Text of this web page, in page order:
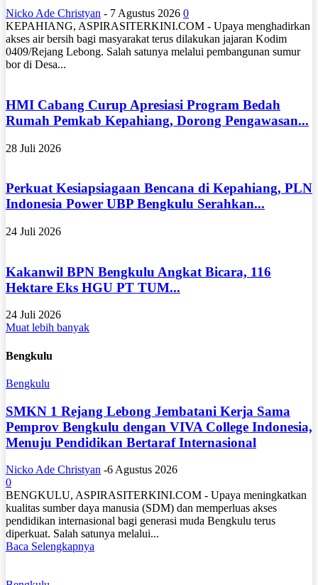
Nicko Ade Christyan - 7 Agustus 2026 0
KEPAHIANG, ASPIRASITERKINI.COM - Upaya menghadirkan
akses air bersih bagi masyarakat terus dilakukan jajaran Kodim
0409/Rejang Lebong. Salah satunya melalui pembangunan sumur
bor di Desa...
HMI Cabang Curup Apresiasi Program Bedah
Rumah Pemkab Kepahiang, Dorong Pengawasan...
28 Juli 2026
Perkuat Kesiapsiagaan Bencana di Kepahiang, PLN
Indonesia Power UBP Bengkulu Serahkan...
24 Juli 2026
Kakanwil BPN Bengkulu Angkat Bicara, 116
Hektare Eks HGU PT TUM...
24 Juli 2026
Muat lebih banyak
Bengkulu
Bengkulu
SMKN 1 Rejang Lebong Jembatani Kerja Sama
Pemprov Bengkulu dengan VIVA College Indonesia,
Menuju Pendidikan Bertaraf Internasional
Nicko Ade Christyan -6 Agustus 2026
0
BENGKULU, ASPIRASITERKINI.COM - Upaya meningkatkan
kualitas sumber daya manusia (SDM) dan memperluas akses
pendidikan internasional bagi generasi muda Bengkulu terus
diperkuat. Salah satunya melalui...
Baca Selengkapnya